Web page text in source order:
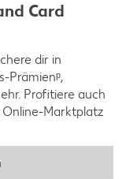
Card
dir in
Prämienᵖ,
Profitiere auch
Marktplatz